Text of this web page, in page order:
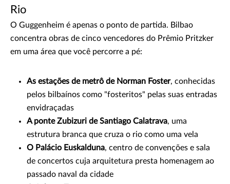
Rio
O Guggenheim é apenas o ponto de partida. Bilbao
concentra obras de cinco vencedores do Prêmio Pritzker
em uma área que você percorre a pé:
As estações de metrô de Norman Foster, conhecidas
pelos bilbaínos como "fosteritos" pelas suas entradas
envidraçadas
A ponte Zubizuri de Santiago Calatrava, uma
estrutura branca que cruza o rio como uma vela
O Palácio Euskalduna, centro de convenções e sala
de concertos cuja arquitetura presta homenagem ao
passado naval da cidade